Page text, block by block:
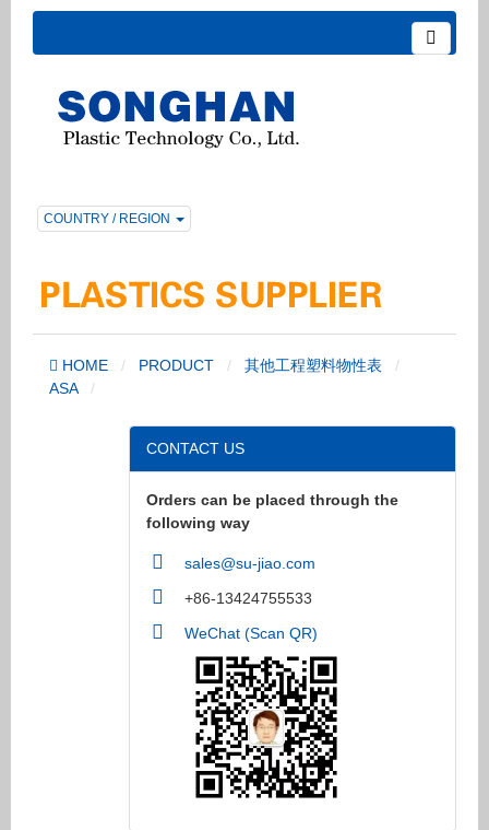
COUNTRY / REGION
HOME PRODUCT
其他工程塑料物性表
ASA
CONTACT US
Orders can be placed through the
following way
sales@su-jiao.com
+86-13424755533
WeChat (Scan QR)